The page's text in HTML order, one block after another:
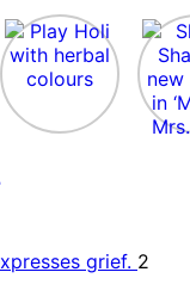
2